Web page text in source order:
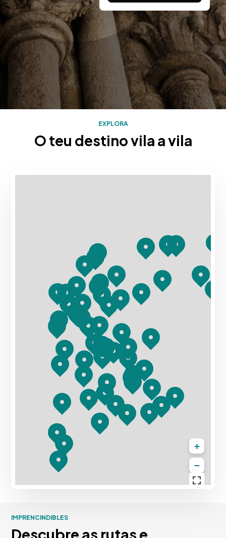
EXPLORA
O teu destino vila a vila
Mapa con los destinos turísticos de Rias Baixas
+
−
IMPRENCINDIBLES
Descubre as rutas e